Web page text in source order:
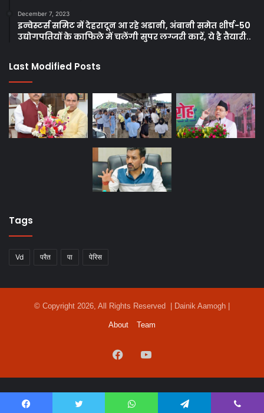
December 7, 2023
इन्वेस्टर्स समिट में देहरादून आ रहे अडानी, अंबानी समेत शीर्ष-50
उद्योगपतियों के काफिले में चलेंगी सुपर लग्जरी कारें, ये है तैयारी..
Last Modified Posts
Tags
Vd परैत पा पेरिस
© Copyright 2026, All Rights Reserved | Dainik Aamogh |
About Team
Facebook